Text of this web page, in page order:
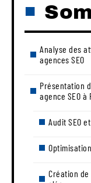
Analyse des
agences SEO
Présentation
agence SEO à
Audit SEO
Création